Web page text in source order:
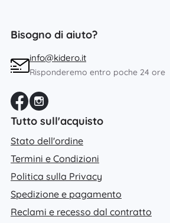
Bisogno di aiuto?
info@kidero.it
Risponderemo entro poche 24 ore
Tutto sull'acquisto
Stato dell'ordine
Termini e Condizioni
Politica sulla Privacy
Spedizione e pagamento
Reclami e recesso dal contratto